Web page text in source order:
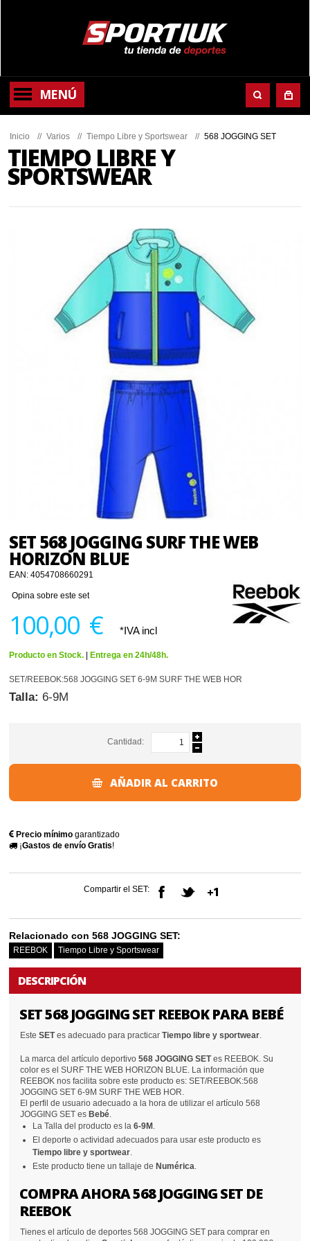
MENÚ
Inicio // Varios // Tiempo Libre y Sportswear // 568 JOGGING SET
TIEMPO LIBRE Y
SPORTSWEAR
SET 568 JOGGING SURF THE WEB
HORIZON BLUE
EAN:4054708660291
Opina sobre este set
100,00 € *IVA incl
Producto en Stock. Entrega en 24h/48h.
SET/REEBOK:568 JOGGING SET 6-9M SURF THE WEB HOR
Talla: 6-9M
Cantidad:
AÑADIR AL CARRITO
Precio mínimo garantizado
¡Gastos de envío Gratis!
Compartir el SET:
Relacionado con 568 JOGGING SET:
REEBOK Tiempo Libre y Sportswear
DESCRIPCIÓN
SET 568 JOGGING SET REEBOK PARA BEBÉ
EsteSETes adecuado para practicarTiempo libre y sportwear.
La marca del artículo deportivo568 JOGGING SETes REEBOK. Su
color es el SURF THE WEB HORIZON BLUE. La información que
REEBOK nos facilita sobre este producto es: SET/REEBOK:568
JOGGING SET 6-9M SURF THE WEB HOR.
El perfil de usuario adecuado a la hora de utilizar el artículo 568
JOGGING SET es Bebé.
La Talla del producto es la6-9M .
El deporte o actividad adecuados para usar este producto es
Tiempo libre y sportwear.
Este producto tiene un tallaje de Numérica.
COMPRA AHORA 568 JOGGING SET DE
REEBOK
Tienes el artículo de deportes 568 JOGGING SET para comprar en